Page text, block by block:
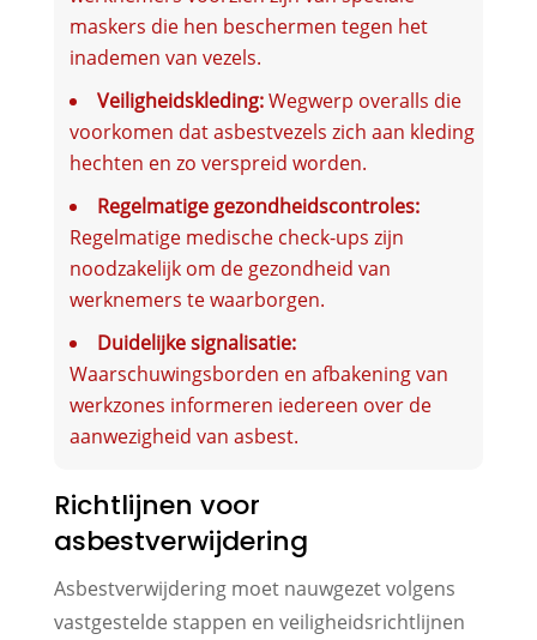
maskers die hen beschermen tegen het
inademen van vezels.
Veiligheidskleding:Wegwerp overalls die
voorkomen dat asbestvezels zich aan kleding
hechten en zo verspreid worden.
Regelmatige gezondheidscontroles:
Regelmatige medische check-ups zijn
noodzakelijk om de gezondheid van
werknemers te waarborgen.
Duidelijke signalisatie:
Waarschuwingsborden en afbakening van
werkzones informeren iedereen over de
aanwezigheid van asbest.
Richtlijnen voor
asbestverwijdering
Asbestverwijdering moet nauwgezet volgens
vastgestelde stappen en veiligheidsrichtlijnen